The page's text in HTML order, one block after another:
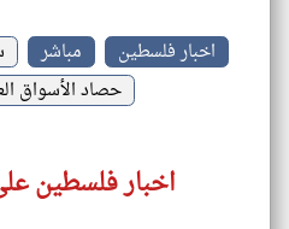
اخبار فلسطين مباشر
حصاد الأسواق
اخبار فلسطين